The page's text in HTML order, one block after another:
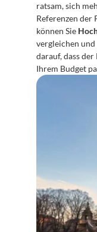
ratsam, sich
Referenzen der
können Sie
vergleichen und
darauf, dass
Ihrem Budget